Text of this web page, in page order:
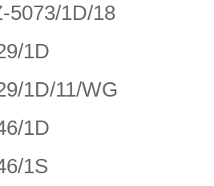
5073/1D/18
1D
1D/11/WG
1D
1S